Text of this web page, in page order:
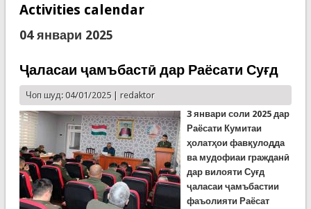
Activities calendar
04 январи 2025
Ҷаласаи ҷамъбастӣ дар Раёсати Суғд
Чоп шуд: 04/01/2025 | redaktor
3 январи соли 2025 дар
Раёсати Кумитаи
ҳолатҳои фавқулодда
ва мудофиаи гражданӣ
дар вилояти Суғд
ҷаласаи ҷамъбастии
фаъолияти Раёсат